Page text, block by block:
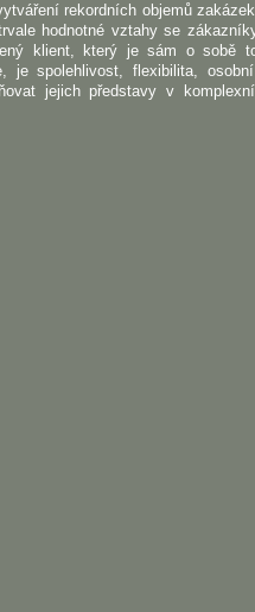
rekordních objemů
hodnotné vztahy se
klient, který je sám o sobě
je spolehlivost, flexibilita,
jejich představy v